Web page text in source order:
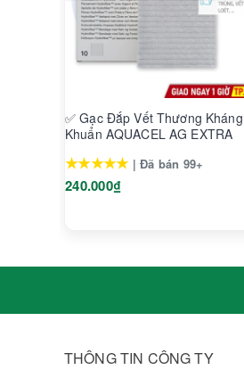
✅ Gạc Đắp Vết Thương Kháng
Khuẩn AQUACEL AG EXTRA
★★★★★ | Đã bán 99+
240.000₫
THÔNG TIN CÔNG TY